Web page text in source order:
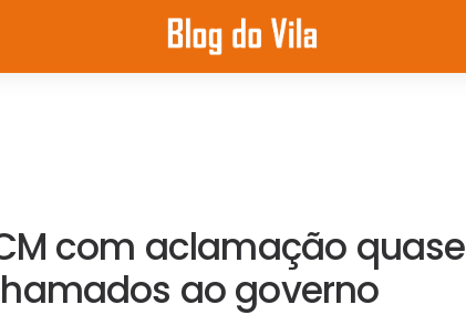
com aclamação quase
ao governo